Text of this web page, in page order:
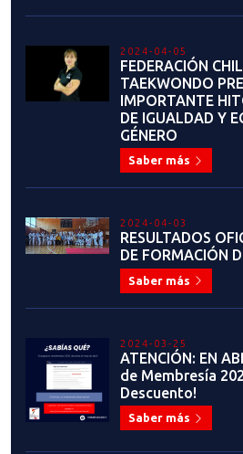
2023-10-11
SANTIAGO 2023:
DELEGACIÓN DE
Saber más
DIEGO CARRILLO:
LLENA DE
Y
Saber más
2023-09-13
COMUNICADO
LOGO
FEDERACIÓN